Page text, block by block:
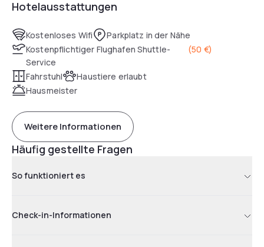
Hotelausstattungen
Kostenloses Wifi
Parkplatz in der Nähe
Kostenpflichtiger Flughafen Shuttle-
Service
(50 €)
Fahrstuhl
Haustiere erlaubt
Hausmeister
Weitere Informationen
Häufig gestellte Fragen
So funktioniert es
Check-in-Informationen